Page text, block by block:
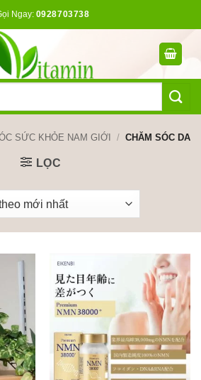
Ngay: 0928703738
SỨC KHỎE NAM GIỚI / CHĂM SÓC DA
LỌC